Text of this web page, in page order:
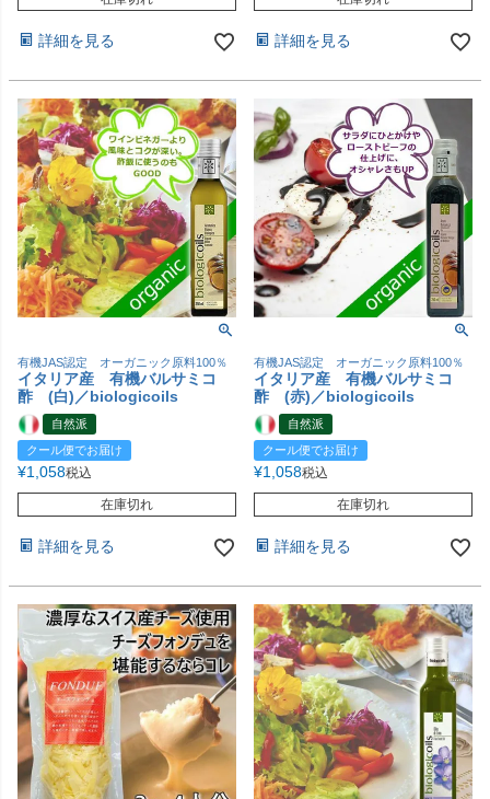
詳細を見る 詳細を見る
有機JAS認定 オーガニック原料100％
イタリア産 有機バルサミコ
酢 (白)／biologicoils
自然派
クール便でお届け
¥1,058税込
在庫切れ
詳細を見る
有機JAS認定 オーガニック原料100％
イタリア産 有機バルサミコ
酢 (赤)／biologicoils
自然派
クール便でお届け
¥1,058税込
在庫切れ
詳細を見る